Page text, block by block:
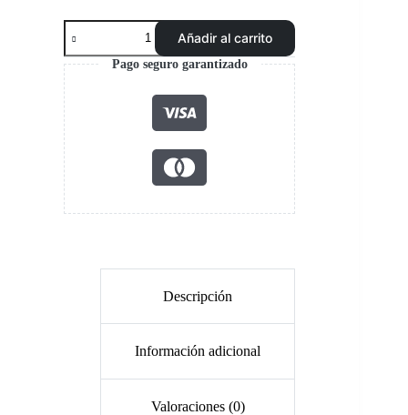
Polerón
Hoodie
Canguro
Manga
Larga
Unisex
Azul
Marino
cantidad
Añadir al carrito
Pago seguro garantizado
Descripción
Información adicional
Valoraciones (0)